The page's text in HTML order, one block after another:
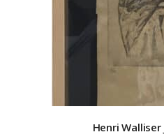
Henri Walliser